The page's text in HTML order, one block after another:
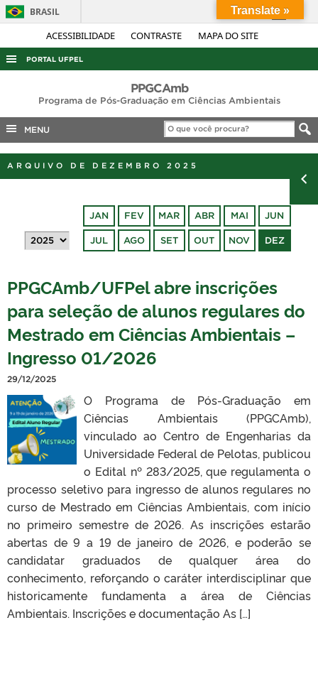
ACESSIBILIDADE CONTRASTE MAPA DO SITE
BRASIL
Simplifique!
Acesso à informação
Legislação
Canais
PORTAL UFPEL
AUDITORIA
COBALTO
CONCURSOS
EDITAIS
INTERNACIONAL
PORTARIAS
PPGCAmb
Programa de Pós-Graduação em Ciências Ambientais
MENU
ARQUIVO DE DEZEMBRO 2025
JAN FEV MAR ABR MAI JUN
JUL AGO SET OUT NOV DEZ
PPGCAmb/UFPel abre inscrições
para seleção de alunos regulares do
Mestrado em Ciências Ambientais –
Ingresso 01/2026
29/12/2025
O Programa de Pós-Graduação em
Ciências Ambientais (PPGCAmb),
vinculado ao Centro de Engenharias da
Universidade Federal de Pelotas, publicou
o Edital nº 283/2025, que regulamenta o
processo seletivo para ingresso de alunos regulares no
curso de Mestrado em Ciências Ambientais, com início
no primeiro semestre de 2026. As inscrições estarão
abertas de 9 a 19 de janeiro de 2026, e poderão se
candidatar graduados de qualquer área do
conhecimento, reforçando o caráter interdisciplinar que
historicamente fundamenta a área de Ciências
Ambientais. Inscrições e documentação As […]
Translate »